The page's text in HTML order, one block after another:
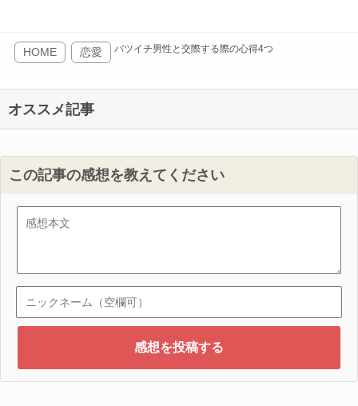
HOME 恋愛 バツイチ男性と交際する際の心得4つ
オススメ記事
この記事の感想を教えてください